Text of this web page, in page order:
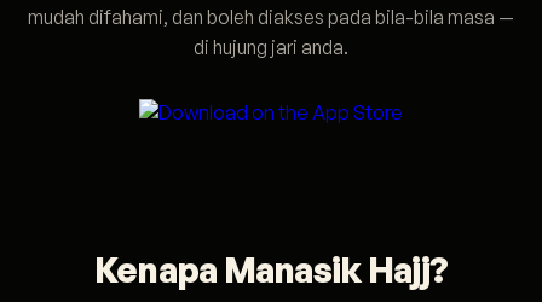
mudah difahami, dan boleh diakses pada bila-bila masa —
di hujung jari anda.
Kenapa Manasik Hajj?